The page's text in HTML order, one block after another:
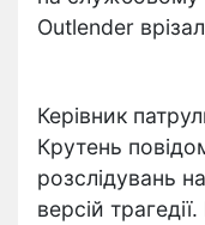
Outlender
Керівник
Крутень
розслідувань
версій